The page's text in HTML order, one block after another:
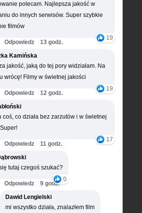
polecam. Najlepsza jakość w
do innych serwisów. Super szybkie
filmów
19
Odpowiedz
13 godz.
Kamińska
jakość, jaką do tej pory widziałam. Na
wrócę! Filmy w świetnej jakości
19
Odpowiedz
12 godz.
coś, co działa bez zarzutów i w świetnej
17
Odpowiedz
11 godz.
tutaj czegoś szukać?
0
Odpowiedz
9 godz.
Dawid Lengielski
mi wszystko działa, znalazłem film